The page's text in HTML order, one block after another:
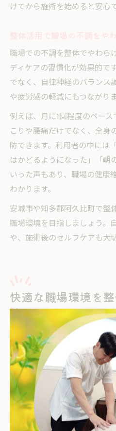
けてから施術を始めると安心で
職場での不調を整体でやわら
ディケアの習慣化が効果的で
でなく、自律神経のバランス
や疲労感の軽減にもつながりま
例えば、月に1回程度のペー
こりや腰痛だけでなく、全身
防できます。利用者の中には
はかどるようになった」「朝
いった声もあり、職場の健康
わかります。
安城市や知多郡阿久比町で整
職場環境を目指しましょう。
や、施術後のセルフケアも大
快適な職場環境を
訣
整体活用で快適な職場環境
職場での腰痛や肩こり、慢性
員のモチベーション低下につ
知県安城市や知多郡阿久比町
こうした不調の根本改善を目
現できます。整体院では一
て骨格や筋肉のバランスを整